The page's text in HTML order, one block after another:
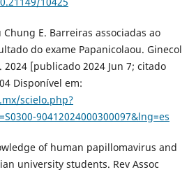
Chung E. Barreiras associadas ao
do exame Papanicolaou. Ginecol
[publicado 2024 Jun 7; citado
Disponível em:
scielo.php?
90412024000300097&lng=es
of human papillomavirus and
university students. Rev Assoc